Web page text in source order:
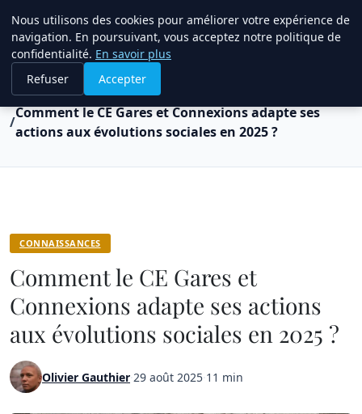
Bible Telemarketing
Accueil
Connaissances
Comment le CE Gares et Connexions adapte ses
actions aux évolutions sociales en 2025 ?
CONNAISSANCES
Comment le CE Gares et
Connexions adapte ses actions
aux évolutions sociales en 2025 ?
Olivier Gauthier 29 août 2025 11 min
Nous utilisons des cookies pour améliorer votre expérience de
navigation. En poursuivant, vous acceptez notre politique de
confidentialité. En savoir plus
Refuser
Accepter